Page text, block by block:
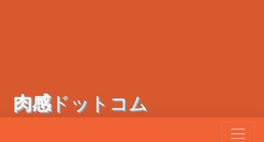
肉感ドットコム